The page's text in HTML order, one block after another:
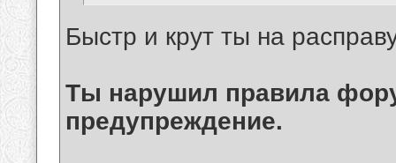
Быстр и крут ты на
Ты нарушил правила
предупреждение.